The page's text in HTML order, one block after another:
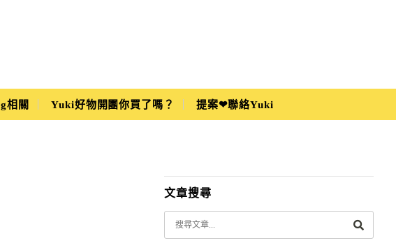
相關 Yuki好物開團你買了嗎？ 提案❤聯絡Yuki
文章搜尋